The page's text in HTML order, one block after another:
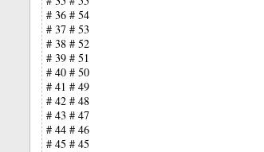
# 36 # 54
# 37 # 53
# 38 # 52
# 39 # 51
# 40 # 50
# 41 # 49
# 42 # 48
# 43 # 47
# 44 # 46
# 45 # 45